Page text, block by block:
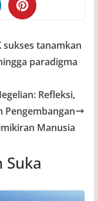
sukses tanamkan
paradigma
Refleksi,
Pengembangan
Manusia
Suka